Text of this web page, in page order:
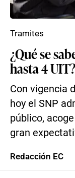
¿Qué se
hasta 4 UIT?
Con vigencia
hoy el SNP
público,
gran
Tramites
Redacción EC